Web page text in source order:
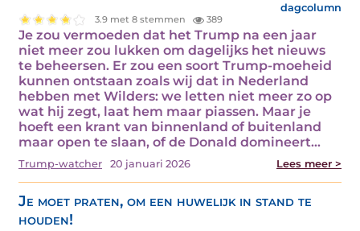
dagcolumn
3.9 met 8 stemmen 389
Je zou vermoeden dat het Trump na een jaar
niet meer zou lukken om dagelijks het nieuws
te beheersen. Er zou een soort Trump-moeheid
kunnen ontstaan zoals wij dat in Nederland
hebben met Wilders: we letten niet meer zo op
wat hij zegt, laat hem maar piassen. Maar je
hoeft een krant van binnenland of buitenland
maar open te slaan, of de Donald domineert…
Trump-watcher 20 januari 2026 Lees meer >
Je moet praten, om een huwelijk in stand te
houden!